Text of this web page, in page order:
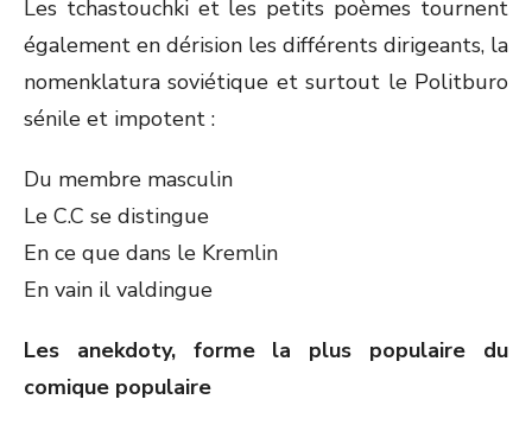
Les tchastouchki et les petits poèmes tournent
également en dérision les différents dirigeants, la
nomenklatura soviétique et surtout le Politburo
sénile et impotent :
Du membre masculin
Le C.C se distingue
En ce que dans le Kremlin
En vain il valdingue
Les anekdoty, forme la plus populaire du
comique populaire